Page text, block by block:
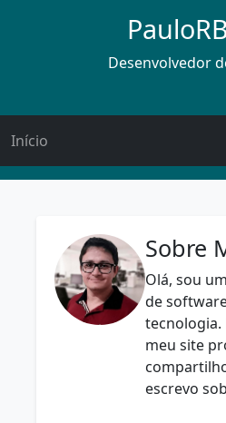
Desenvolvedor
Início
Sobre
Olá, sou
de
tecnologia.
meu site
escrevo